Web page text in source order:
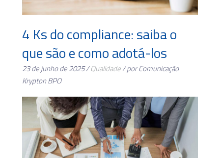
4 Ks do compliance: saiba o
que são e como adotá-los
23 de junho de 2025 /Qualidade/ por Comunicação
Krypton BPO